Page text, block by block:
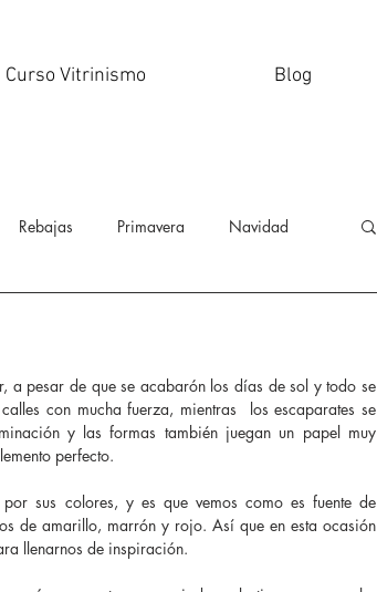
Curso Vitrinismo Blog
Rebajas Primavera Navidad
Personalidad de marca
Verano
a pesar de que se acabarón los días de sol y todo se
con mucha fuerza, mientras  los escaparates se
y las formas también juegan un papel muy
perfecto.
sus colores, y es que vemos como es fuente de
de amarillo, marrón y rojo. Así que en esta ocasión
llenarnos de inspiración.